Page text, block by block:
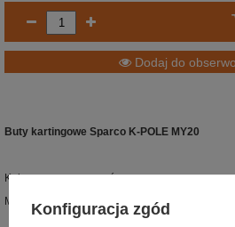
Dodaj do
Buty kartingowe Sparco K-POLE MY20
Kolor: czarno-pomarańczowe
Materiał: mikrofibra
Konfiguracja zgód